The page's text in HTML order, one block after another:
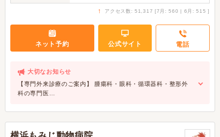
↑ アクセス数: 51,317 [7月: 560 | 6月: 515 ]
ネット予約 公式サイト 電話
大切なお知らせ
【専門外来診療のご案内】 腫瘍科・眼科・循環器科・整形外
科の専門医…